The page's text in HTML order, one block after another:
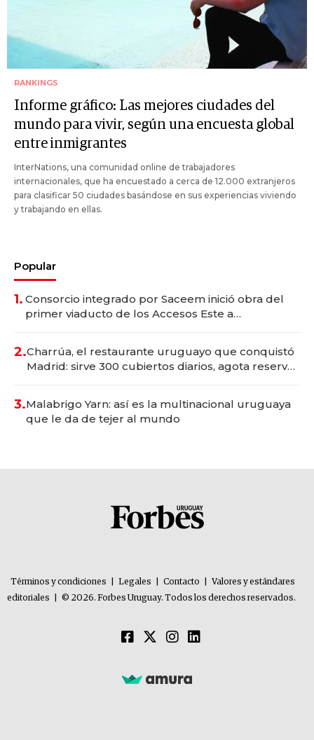
RANKINGS
Informe gráfico: Las mejores ciudades del
mundo para vivir, según una encuesta global
entre inmigrantes
InterNations, una comunidad online de trabajadores
internacionales, que ha encuestado a cerca de 12.000 extranjeros
para clasificar 50 ciudades basándose en sus experiencias viviendo
y trabajando en ellas.
Popular
1. Consorcio integrado por Saceem inició obra del
primer viaducto de los Accesos Este a
2.Charrúa, el restaurante uruguayo que conquistó
Madrid: sirve 300 cubiertos diarios, agota reservas
3.Malabrigo Yarn: así es la multinacional uruguaya
que le da de tejer al mundo
Términos y condiciones Legales Contacto
Valores y estándares
editoriales
© 2026. Forbes Uruguay. Todos los derechos reservados.